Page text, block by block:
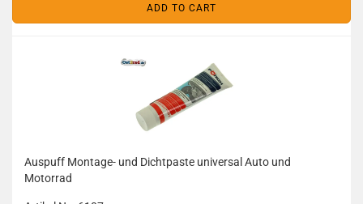
ADD TO CART
Auspuff Montage- und Dichtpaste universal Auto und
Motorrad